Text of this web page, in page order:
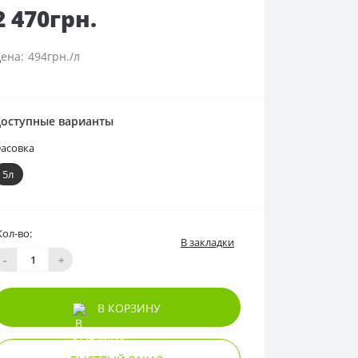
470грн.
494грн./л
варианты
5л
во:
-
+
В закладки
В КОРЗИНУ